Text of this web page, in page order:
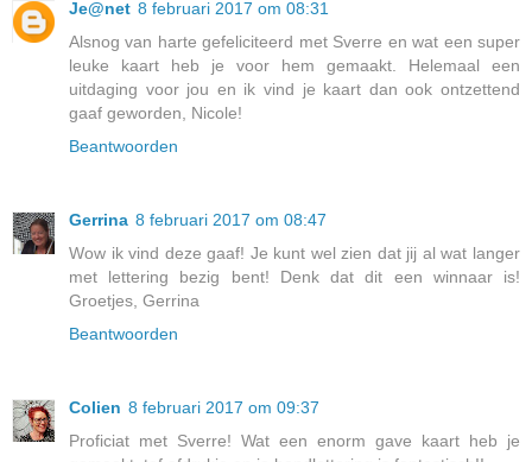
Je@net 8 februari 2017 om 08:31
Alsnog van harte gefeliciteerd met Sverre en wat een super
leuke kaart heb je voor hem gemaakt. Helemaal een
uitdaging voor jou en ik vind je kaart dan ook ontzettend
gaaf geworden, Nicole!
Beantwoorden
Gerrina 8 februari 2017 om 08:47
Wow ik vind deze gaaf! Je kunt wel zien dat jij al wat langer
met lettering bezig bent! Denk dat dit een winnaar is!
Groetjes, Gerrina
Beantwoorden
Colien 8 februari 2017 om 09:37
Proficiat met Sverre! Wat een enorm gave kaart heb je